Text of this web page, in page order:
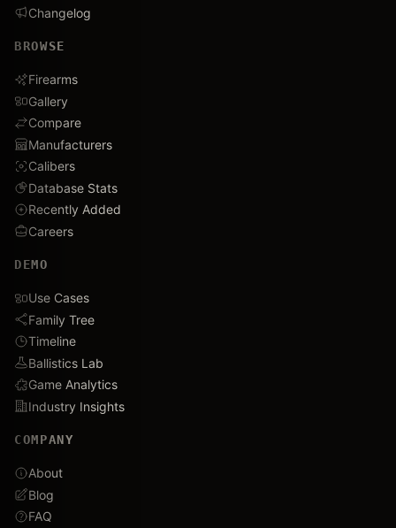
Changelog
BROWSE
Firearms
Gallery
Compare
Manufacturers
Calibers
Database Stats
Recently Added
Careers
DEMO
Use Cases
Family Tree
Timeline
Ballistics Lab
Game Analytics
Industry Insights
COMPANY
About
Blog
FAQ